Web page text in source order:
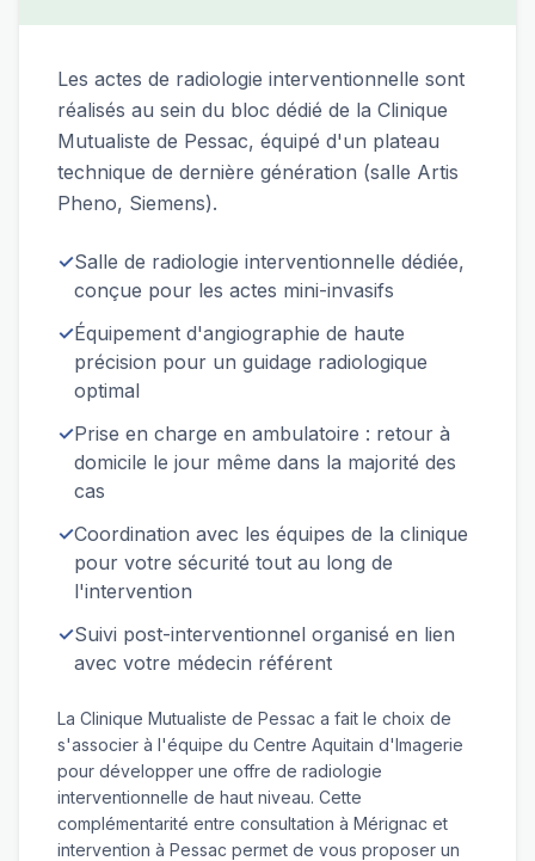
Les actes de radiologie interventionnelle sont
réalisés au sein du bloc dédié de la Clinique
Mutualiste de Pessac, équipé d'un plateau
technique de dernière génération (salle Artis
Pheno, Siemens).
✓Salle de radiologie interventionnelle dédiée,
conçue pour les actes mini-invasifs
✓Équipement d'angiographie de haute
précision pour un guidage radiologique
optimal
✓Prise en charge en ambulatoire : retour à
domicile le jour même dans la majorité des
cas
✓Coordination avec les équipes de la clinique
pour votre sécurité tout au long de
l'intervention
✓Suivi post-interventionnel organisé en lien
avec votre médecin référent
La Clinique Mutualiste de Pessac a fait le choix de
s'associer à l'équipe du Centre Aquitain d'Imagerie
pour développer une offre de radiologie
interventionnelle de haut niveau. Cette
complémentarité entre consultation à Mérignac et
intervention à Pessac permet de vous proposer un